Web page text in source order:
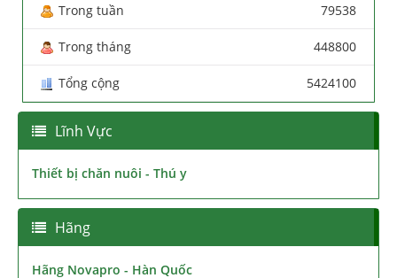
Trong tuần 79538
Trong tháng 448800
Tổng cộng 5424100
Lĩnh Vực
Thiết bị chăn nuôi - Thú y
Hãng
Hãng Novapro - Hàn Quốc